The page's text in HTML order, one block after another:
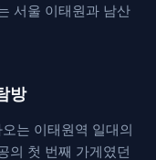
서울 이태원과 남산
방
는 이태원역 일대의
의 첫 번째 가게였던